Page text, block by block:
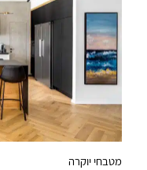
מטבחי יוקרה